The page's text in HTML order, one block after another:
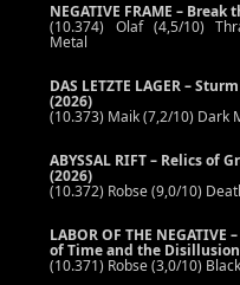
NEGATIVE FRAME – Break
(10.374) Olaf (4,5/10)
Metal
DAS LETZTE LAGER –
(2026)
(10.373) Maik (7,2/10) Dark
ABYSSAL RIFT – Relics of
(2026)
(10.372) Robse (9,0/10)
LABOR OF THE NEGATIVE
of Time and the
(10.371) Robse (3,0/10)